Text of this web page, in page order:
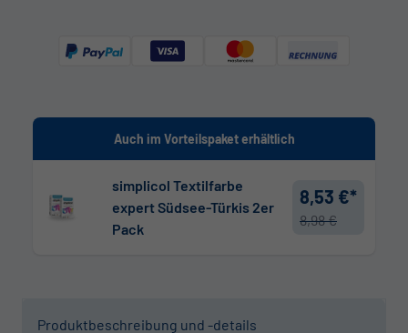
Auch im Vorteilspaket erhältlich
simplicol Textilfarbe
expert Südsee-Türkis 2er
Pack
8,53 €
8,98 €
Produktbeschreibung und -details